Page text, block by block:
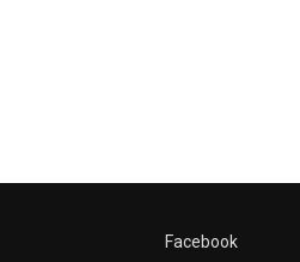
Facebook